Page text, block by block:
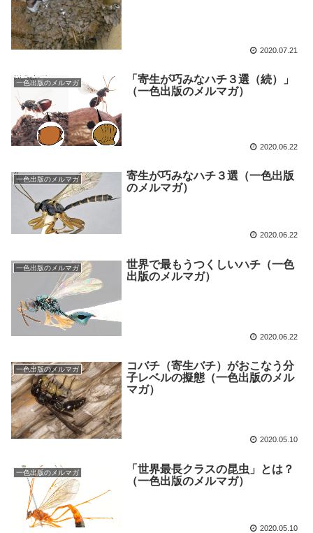
2020.07.21
一色出版のメルマガ
「寄生が巧みなハチ３選（続）」
（一色出版のメルマガ）
2020.06.22
一色出版のメルマガ
寄生が巧みなハチ３選（一色出版
のメルマガ）
2020.06.22
一色出版のメルマガ
世界で最もうつくしいハチ（一色
出版のメルマガ）
2020.06.22
一色出版のメルマガ
コバチ（寄生バチ）がおこなう分
子レベルの擬態（一色出版のメル
マガ）
2020.05.10
一色出版のメルマガ
「世界最長クラスの昆虫」とは？
（一色出版のメルマガ）
2020.05.10